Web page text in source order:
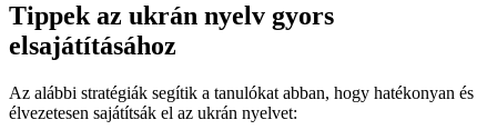
Tippek az ukrán nyelv gyors
elsajátításához
Az alábbi stratégiák segítik a tanulókat abban, hogy hatékonyan és
élvezetesen sajátítsák el az ukrán nyelvet: